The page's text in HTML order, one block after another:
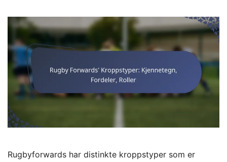
Rugbyforwards har distinkte kroppstyper som er